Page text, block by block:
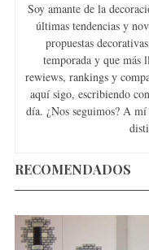
Soy amante de la
últimas tendencias y
propuestas
temporada y que más
rewiews, rankings y
aquí sigo, escribiendo
día. ¿Nos seguimos? A
RECOMENDADOS